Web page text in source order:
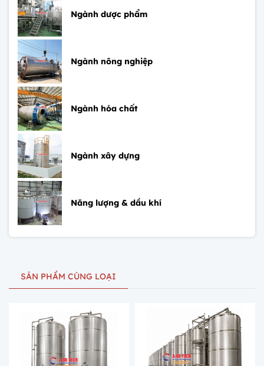
Ngành dược phẩm
Ngành nông nghiệp
Ngành hóa chất
Ngành xây dựng
Năng lượng & dầu khí
SẢN PHẨM CÙNG LOẠI